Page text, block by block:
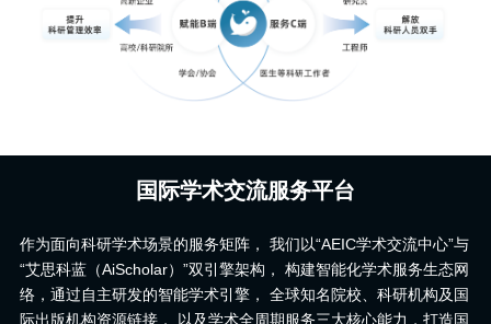
国际学术交流服务平台
作为面向科研学术场景的服务矩阵， 我们以“AEIC学术交流中心”与
“艾思科蓝（AiScholar）”双引擎架构， 构建智能化学术服务生态网
络，通过自主研发的智能学术引擎， 全球知名院校、科研机构及国
际出版机构资源链接， 以及学术全周期服务三大核心能力，打造国